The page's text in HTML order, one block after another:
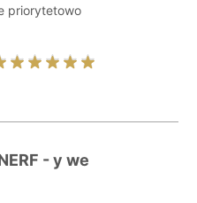
priorytetowo
- y we